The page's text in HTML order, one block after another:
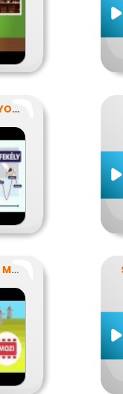
AMIKOR SÚLYOS A GYOMORFÁJÁS
SZEMÜVEG NEM KELL MÉG?